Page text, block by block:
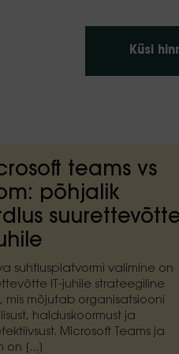
Küsi
teams vs
põhjalik
suhtlusplatvormi valimine on
IT-juhile strateegiline
mis mõjutab organisatsiooni
halduskoormust ja
Microsoft Teams ja
on [...]